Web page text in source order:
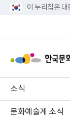
이 누리집은
소식
문화예술계 소식